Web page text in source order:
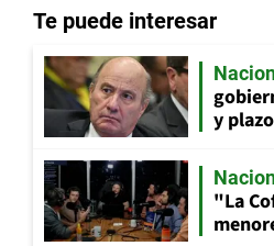
Te puede interesar
y
"La